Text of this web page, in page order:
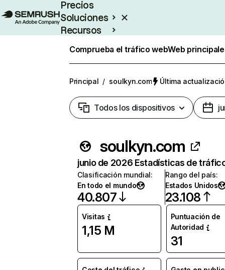
Precios
Soluciones
Recursos
Comprueba el tráfico webWeb
Principal / soulkyn.com Última
Todos los dispositivos
soulkyn.com
junio de 2026 Estadísticas de
Clasificación mundial:
En todo el mundo
40.807
Rango del país:
Estados Unidos
23.108
Visitas
1,15 M
Puntuación de
Autoridad
31